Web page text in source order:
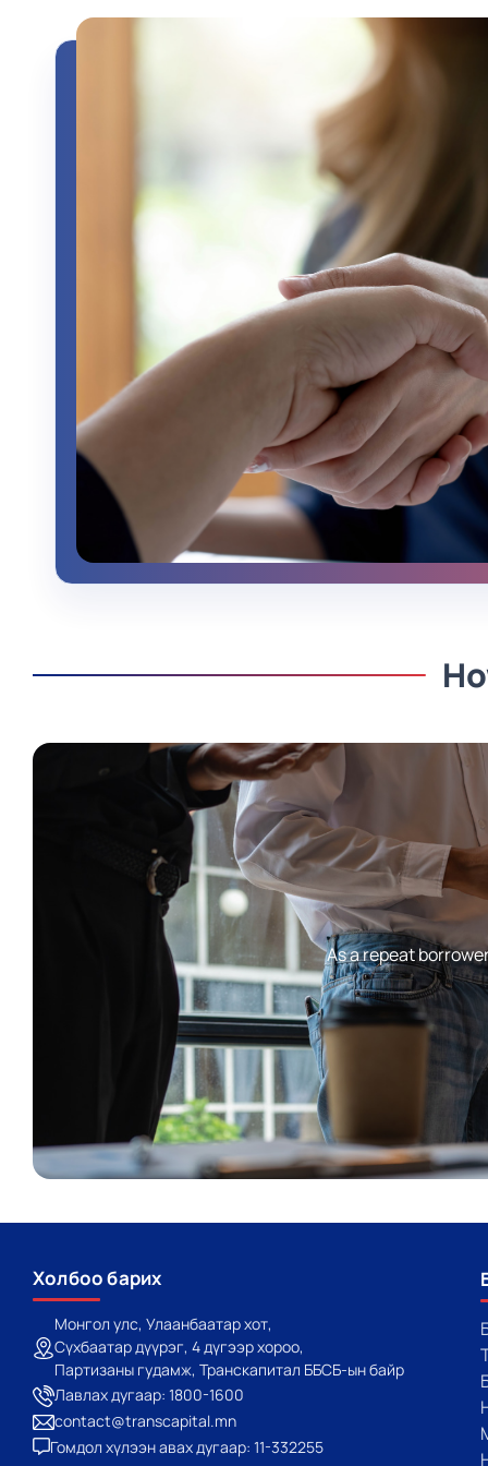
As a repeat
Холбоо барих
Монгол улс, Улаанбаатар хот,
Сүхбаатар дүүрэг, 4 дүгээр хороо,
Партизаны гудамж, Транскапитал ББСБ-ын байр
Лавлах дугаар: 1800-1600
contact@transcapital.mn
Гомдол хүлээн авах дугаар: 11-332255